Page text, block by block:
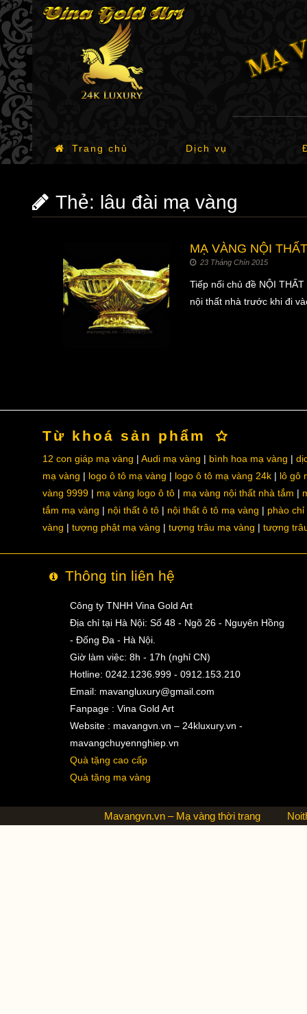
Trang chủ Dịch vụ
Thẻ: lâu đài mạ vàng
MẠ VÀNG NỘI THẤT
23 Tháng Chín 2015
Tiếp nối chủ đề NỘI
nội thất nhà trước khi đi
Từ khoá sản phẩm
12 con giáp mạ vàng Audi mạ vàng bình hoa mạ vàng
mạ vàng
logo ô tô mạ vàng logo ô tô mạ vàng 24k
lô gô
vàng 9999
mạ vàng logo ô tô mạ vàng nội thất nhà tắm
tắm mạ vàng
nội thất ô tô nội thất ô tô mạ vàng
phào chỉ
vàng
tượng phật mạ vàng tượng trâu mạ vàng tượng
Thông tin liên hệ
Công ty TNHH Vina Gold Art
Địa chỉ tại Hà Nội: Số 48 - Ngõ 26 - Nguyên Hồng
- Đống Đa - Hà Nội.
Giờ làm việc: 8h - 17h (nghỉ CN)
Hotline: 0242.1236.999 - 0912.153.210
Email: mavangluxury@gmail.com
Fanpage : Vina Gold Art
Website : mavangvn.vn – 24kluxury.vn -
mavangchuyennghiep.vn
Quà tặng cao cấp
Quà tặng mạ vàng
Mavangvn.vn – Mạ vàng thời trang